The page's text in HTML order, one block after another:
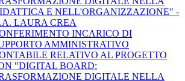
E NELL'ORGANIZZAZIONE" -
LAURA CREA
INCARICO DI
AMMINISTRATIVO
RELATIVO AL PROGETTO
"DIGITAL BOARD:
DIGITALE NELLA